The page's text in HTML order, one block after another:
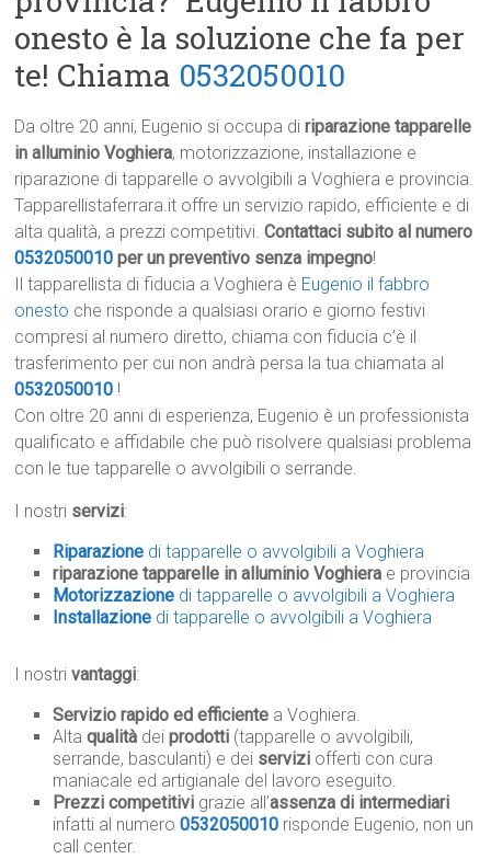
onesto è la soluzione che fa per
te! Chiama 0532050010
Da oltre 20 anni, Eugenio si occupa diriparazione tapparelle
in alluminio Voghiera, motorizzazione, installazione e
riparazione di tapparelle o avvolgibili a Voghiera e provincia.
Tapparellistaferrara.it offre un servizio rapido, efficiente e di
alta qualità, a prezzi competitivi.Contattaci subito al numero
0532050010 per un preventivo senza impegno!
Il tapparellista di fiducia a Voghiera è Eugenio il fabbro
onesto che risponde a qualsiasi orario e giorno festivi
compresi al numero diretto, chiama con fiducia c’è il
trasferimento per cui non andrà persa la tua chiamata al
0532050010 !
Con oltre 20 anni di esperienza, Eugenio è un professionista
qualificato e affidabile che può risolvere qualsiasi problema
con le tue tapparelle o avvolgibili o serrande.
I nostri servizi:
Riparazione di tapparelle o avvolgibili a Voghiera
riparazione tapparelle in alluminio Voghiera e provincia
Motorizzazione di tapparelle o avvolgibili a Voghiera
Installazione di tapparelle o avvolgibili a Voghiera
I nostrivantaggi:
Servizio rapido ed efficiente a Voghiera.
Altaqualità deiprodotti (tapparelle o avvolgibili,
serrande, basculanti) e dei servizi offerti con cura
maniacale ed artigianale del lavoro eseguito.
Prezzi competitivi grazie all’assenza di intermediari
infatti al numero0532050010 risponde Eugenio, non un
call center.